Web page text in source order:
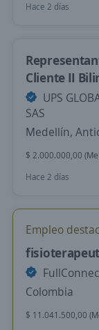
Hace 2 días
Cliente II
UPS
SAS
Medellín,
$ 2.000.000,00
Hace 2 días
Empleo
Colombia
$ 11.041.500,00